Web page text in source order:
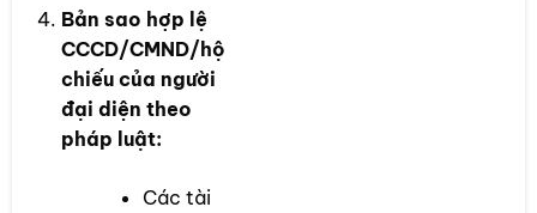
Bản sao hợp lệ
CCCD/CMND/hộ
chiếu của người
đại diện theo
pháp luật:
Các tài